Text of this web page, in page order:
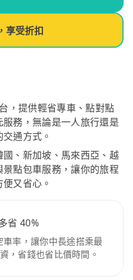
享受折扣
，提供輕省專車、點對點
務，無論是一人旅行還是
通方式。
、新加坡、馬來西亞、越
點包車服務，讓你的旅程
又省心。
省 40%
率，讓你中長途搭乘最
，省錢也省比價時間。